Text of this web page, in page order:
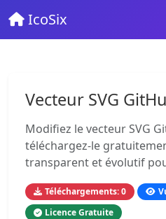
IcoSix
Vecteur SVG
Modifiez le vecteur SVG
téléchargez-le
transparent et évolutif
Téléchargements: 0
Licence Gratuite